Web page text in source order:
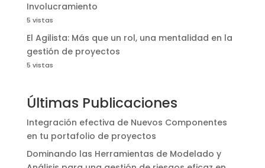
Involucramiento
5 vistas
El Agilista: Más que un rol, una mentalidad en la
gestión de proyectos
5 vistas
Últimas Publicaciones
Integración efectiva de Nuevos Componentes
en tu portafolio de proyectos
Dominando las Herramientas de Modelado y